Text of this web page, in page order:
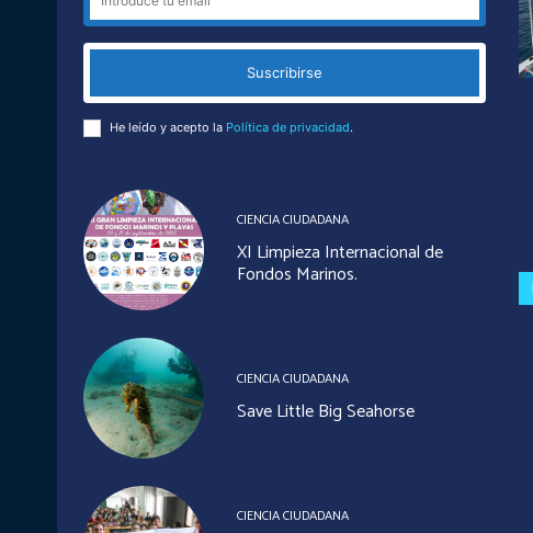
Suscribirse
He leído y acepto la Política de privacidad.
CIENCIA CIUDADANA
XI Limpieza Internacional de
Fondos Marinos.
CIENCIA CIUDADANA
Save Little Big Seahorse
CIENCIA CIUDADANA